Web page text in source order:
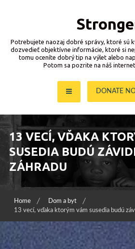
Potrebujete naozaj dobré správy, ktoré sú
dozvedieť objektívne informácie, ktoré si
tomu oceníte dobrý tip na výlet alebo
Potom sa pozrite na náš
DONATE
13 VECÍ, VĎAKA
SUSEDIA BUDÚ
ZÁHRADU
Home
Dom a byt
13 vecí, vďaka ktorým vám susedia budú